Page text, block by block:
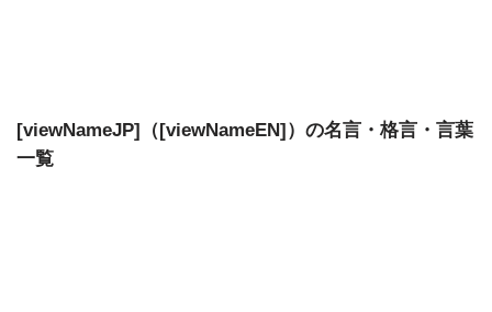
[viewNameJP]（[viewNameEN]）の名言・格言・言葉
一覧